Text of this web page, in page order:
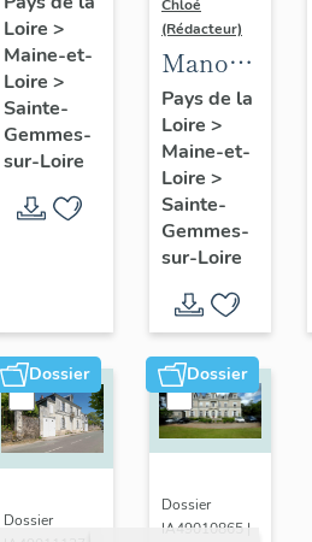
maître
de la
Roche
ou de
Pierre-
Aigue
Loire >
Maine-et-
Loire >
Sainte-
Gemmes-
sur-Loire
Chloé
(Rédacteur)
Manoir
de
Chanzé
Pays de la
Loire >
Maine-et-
Loire >
Sainte-
Gemmes-
sur-Loire
Dossier
Dossier
Dossier
Dossier
IA49010865 |